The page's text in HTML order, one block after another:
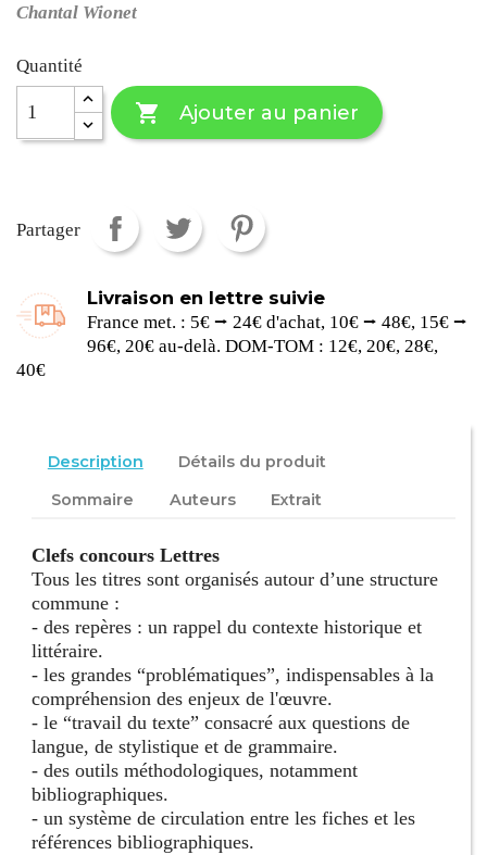
Chantal Wionet
Quantité
 Ajouter au panier
Partager
Livraison en lettre suivie
France met. : 5€ ⭢ 24€ d'achat, 10€ ⭢ 48€, 15€ ⭢
96€, 20€ au-delà. DOM-TOM : 12€, 20€, 28€,
40€
Description
Détails du produit
Sommaire
Auteurs Extrait
Clefs concours Lettres
Tous les titres sont organisés autour d’une structure
commune :
- des repères : un rappel du contexte historique et
littéraire.
- les grandes “problématiques”, indispensables à la
compréhension des enjeux de l'œuvre.
- le “travail du texte” consacré aux questions de
langue, de stylistique et de grammaire.
- des outils méthodologiques, notamment
bibliographiques.
- un système de circulation entre les fiches et les
références bibliographiques.